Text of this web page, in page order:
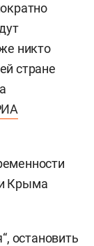
никто
стране
Крыма
остановить